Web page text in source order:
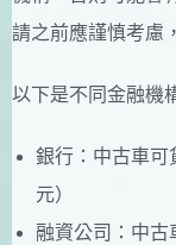
請之前應謹慎考慮
以下是不同金融機
銀行：中古車可
元）
融資公司：中古